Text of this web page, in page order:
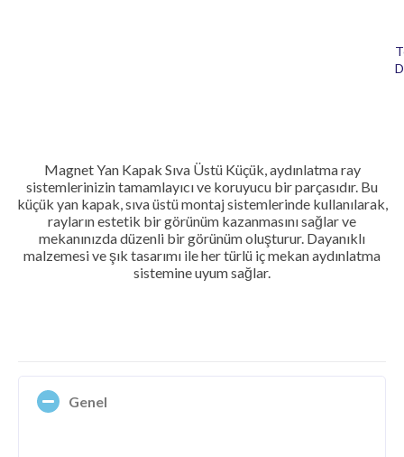
Magnet Yan Kapak Sıva Üstü Küçük, aydınlatma ray
sistemlerinizin tamamlayıcı ve koruyucu bir parçasıdır. Bu
küçük yan kapak, sıva üstü montaj sistemlerinde kullanılarak,
rayların estetik bir görünüm kazanmasını sağlar ve
mekanınızda düzenli bir görünüm oluşturur. Dayanıklı
malzemesi ve şık tasarımı ile her türlü iç mekan aydınlatma
sistemine uyum sağlar.
Genel